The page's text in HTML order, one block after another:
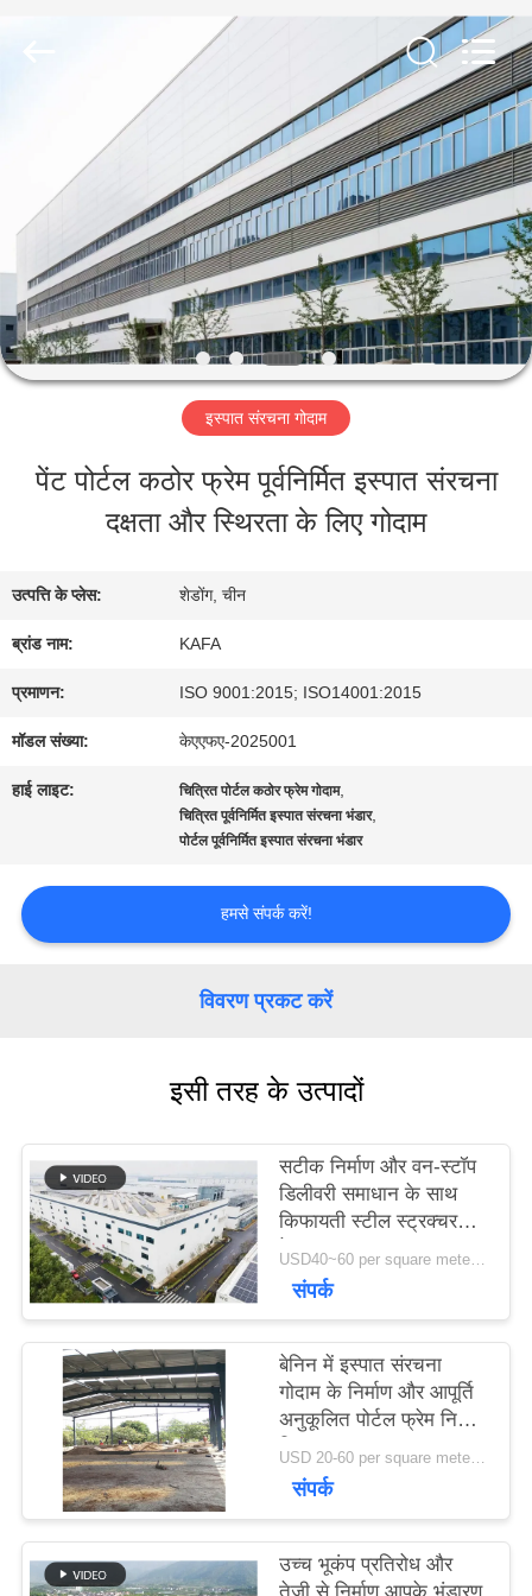
उत्पाद
वीडियो
वीआर
बारे
में
गुणवत्ता
नियंत्रण
करें
समाचार
मामले
साइटमैप
गोपनीयता
नीति
इस्पात संरचना गोदाम
पेंट पोर्टल कठोर फ्रेम पूर्वनिर्मित इस्पात संरचना
दक्षता और स्थिरता के लिए गोदाम
उत्पत्ति के प्लेस: शेडोंग, चीन
ब्रांड नाम: KAFA
प्रमाणन: ISO 9001:2015; ISO14001:2015
मॉडल संख्या: केएएफए-2025001
हाई लाइट: चित्रित पोर्टल कठोर फ्रेम गोदाम,
चित्रित पूर्वनिर्मित इस्पात संरचना भंडार,
पोर्टल पूर्वनिर्मित इस्पात संरचना भंडार
हमसे संपर्क करें!
विवरण प्रकट करें
इसी तरह के उत्पादों
सटीक निर्माण और वन-स्टॉप
डिलीवरी समाधान के साथ
किफायती स्टील स्ट्रक्चर
वेयरहाउस
USD40~60 per square meter MOQ:1000 sqm
संपर्क
बेनिन में इस्पात संरचना
गोदाम के निर्माण और आपूर्ति
अनुकूलित पोर्टल फ्रेम निर्माण
डिजाइन
USD 20-60 per square meter MOQ:1000 वर्ग मीटर
संपर्क
उच्च भूकंप प्रतिरोध और
तेजी से निर्माण आपके भंडारण